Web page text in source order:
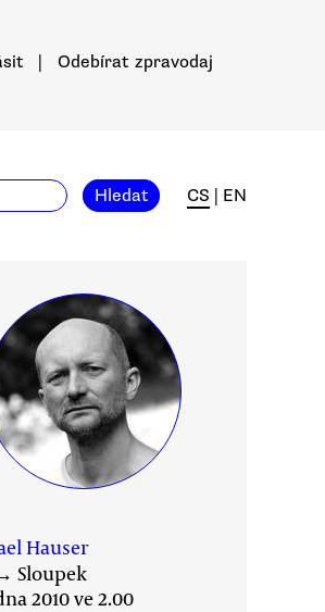
Odebírat zpravodaj
Hledat CS EN
Hauser
Sloupek
2010 ve 2.00